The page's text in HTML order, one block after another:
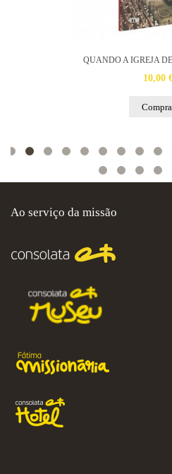
QUANDO A IGREJA
10,00
Ao serviço da missão